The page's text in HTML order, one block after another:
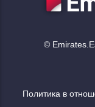
©
Политика в